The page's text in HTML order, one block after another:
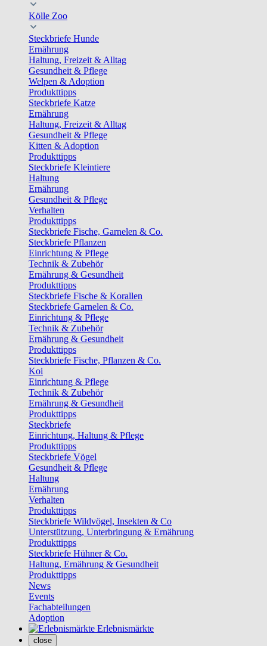
Kölle Zoo
Steckbriefe Hunde
Ernährung
Haltung, Freizeit & Alltag
Gesundheit & Pflege
Welpen & Adoption
Produkttipps
Steckbriefe Katze
Ernährung
Haltung, Freizeit & Alltag
Gesundheit & Pflege
Kitten & Adoption
Produkttipps
Steckbriefe Kleintiere
Haltung
Ernährung
Gesundheit & Pflege
Verhalten
Produkttipps
Steckbriefe Fische, Garnelen & Co.
Steckbriefe Pflanzen
Einrichtung & Pflege
Technik & Zubehör
Ernährung & Gesundheit
Produkttipps
Steckbriefe Fische & Korallen
Steckbriefe Garnelen & Co.
Einrichtung & Pflege
Technik & Zubehör
Ernährung & Gesundheit
Produkttipps
Steckbriefe Fische, Pflanzen & Co.
Koi
Einrichtung & Pflege
Technik & Zubehör
Ernährung & Gesundheit
Produkttipps
Steckbriefe
Einrichtung, Haltung & Pflege
Produkttipps
Steckbriefe Vögel
Gesundheit & Pflege
Haltung
Ernährung
Verhalten
Produkttipps
Steckbriefe Wildvögel, Insekten & Co
Unterstützung, Unterbringung & Ernährung
Produkttipps
Steckbriefe Hühner & Co.
Haltung, Ernährung & Gesundheit
Produkttipps
News
Events
Fachabteilungen
Adoption
Erlebnismärkte
close